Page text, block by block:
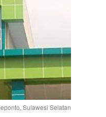
Sulawesi Selatan